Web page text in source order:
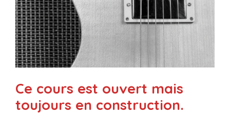
Ce cours est ouvert mais
toujours en construction.